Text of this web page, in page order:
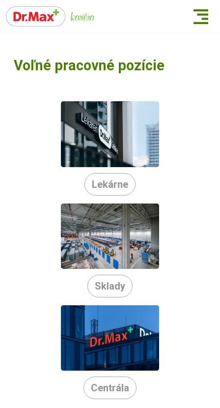
Voľné pracovné pozície
Lekárne
Sklady
Centrála